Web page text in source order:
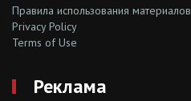
Правила использования материалов
Privacy Policy
Terms of Use
Реклама